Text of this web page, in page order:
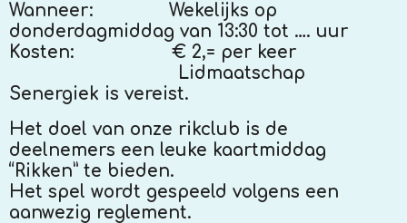
Wanneer:
Wekelijks op
donderdagmiddag van 13:30 tot …. uur
Kosten:
€ 2,= per keer
Lidmaatschap
Senergiek is vereist.
Het doel van onze rikclub is de
deelnemers een leuke kaartmiddag
“Rikken” te bieden.
Het spel wordt gespeeld volgens een
aanwezig reglement.